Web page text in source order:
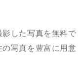
した写真を無料で
写真を豊富に用意